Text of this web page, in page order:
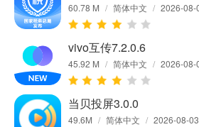
60.78 M / 简体中文 / 2026-08-
vivo互传7.2.0.6
45.92 M / 简体中文 / 2026-08-
当贝投屏3.0.0
49.6M / 简体中文 / 2026-08-03